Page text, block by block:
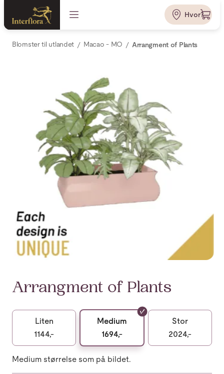
Hvor?
Blomster til utlandet Macao - MO Arrangment of Plants
Arrangment of Plants
Liten
1144,-
Medium
1694,-
Stor
2024,-
Medium størrelse som på bildet.